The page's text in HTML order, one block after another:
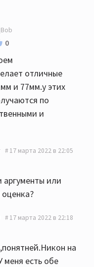
0
отличные
и 77мм.у этих
по
и
17 марта 2022 в 22:05
или
17 марта 2022 в 22:18
на
меня есть обе